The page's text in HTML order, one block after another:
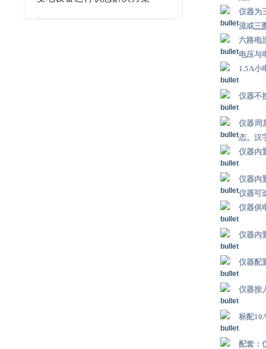
仪器为
流或三
六路电
电压与
1.5A小
仪器不
仪器同
态。汉
仪器内
仪器内
仪器可
仪器供
仪器内
仪器配
仪器按
标配
配套：